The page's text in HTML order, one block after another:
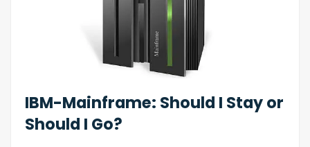
IBM-Mainframe: Should I Stay or
Should I Go?